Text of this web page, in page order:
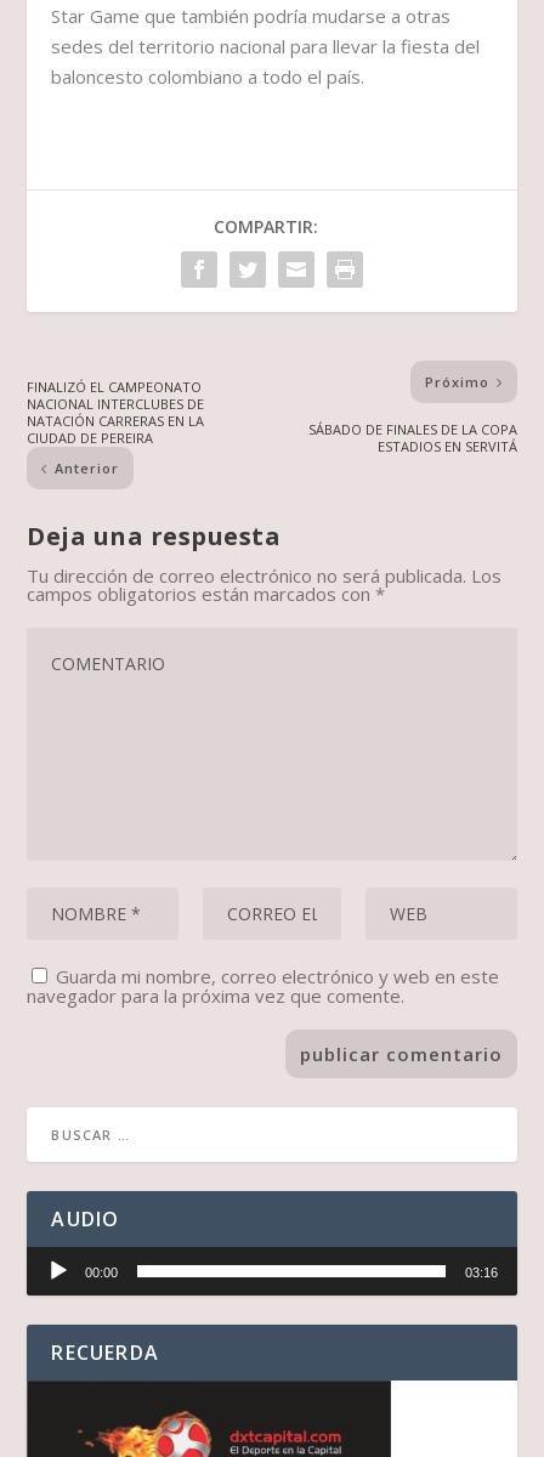
Star Game que también podría mudarse a otras
sedes del territorio nacional para llevar la fiesta del
baloncesto colombiano a todo el país.
COMPARTIR:
FINALIZÓ EL CAMPEONATO
NACIONAL INTERCLUBES DE
NATACIÓN CARRERAS EN LA
CIUDAD DE PEREIRA
Anterior
Próximo
SÁBADO DE FINALES DE LA COPA
ESTADIOS EN SERVITÁ
Deja una respuesta
Tu dirección de correo electrónico no será publicada. Los
campos obligatorios están marcados con*
Guarda mi nombre, correo electrónico y web en este
navegador para la próxima vez que comente.
AUDIO
Reproductor
audio
00:00 03:16
RECUERDA